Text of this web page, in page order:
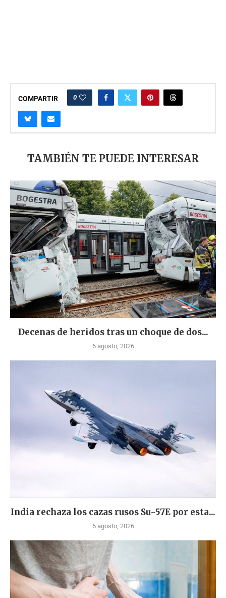
COMPARTIR 0
TAMBIÉN TE PUEDE INTERESAR
Decenas de heridos tras un choque de dos...
6 agosto, 2026
India rechaza los cazas rusos Su-57E por esta...
5 agosto, 2026